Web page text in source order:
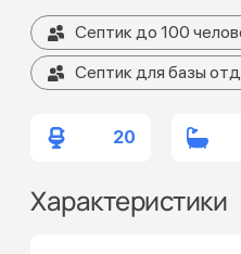
Септик до 100
Септик для базы
20
Характеристики